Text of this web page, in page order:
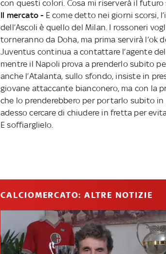
con questi colori. Cosa mi riserverà il
Il mercato - E come detto nei giorni scorsi,
dell’Ascoli è quello del Milan. I rossoneri
torneranno da Doha, ma prima servirà l’ok
Juventus continua a contattare l’agente del
mentre il Napoli prova a prenderlo subito
anche l’Atalanta, sullo sfondo, insiste in
giovane attaccante bianconero, ma con la
che lo prenderebbero per portarlo subito in
adesso cercare di chiudere in fretta per
E soffiarglielo.
CALCIOMERCATO: ALTRE NOTIZIE